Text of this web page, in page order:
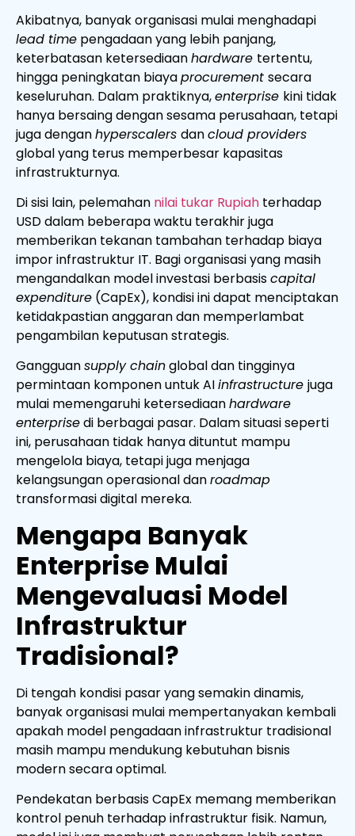
Akibatnya, banyak organisasi mulai menghadapi
lead time pengadaan yang lebih panjang,
keterbatasan ketersediaanhardware tertentu,
hingga peningkatan biayaprocurement secara
keseluruhan. Dalam praktiknya,enterprise kini tidak
hanya bersaing dengan sesama perusahaan, tetapi
juga denganhyperscalers dancloud providers
global yang terus memperbesar kapasitas
infrastrukturnya.
Di sisi lain, pelemahan nilai tukar Rupiah terhadap
USD dalam beberapa waktu terakhir juga
memberikan tekanan tambahan terhadap biaya
impor infrastruktur IT. Bagi organisasi yang masih
mengandalkan model investasi berbasiscapital
expenditure (CapEx), kondisi ini dapat menciptakan
ketidakpastian anggaran dan memperlambat
pengambilan keputusan strategis.
Gangguansupply chainglobal dan tingginya
permintaan komponen untuk AIinfrastructure juga
mulai memengaruhi ketersediaanhardware
enterprisedi berbagai pasar. Dalam situasi seperti
ini, perusahaan tidak hanya dituntut mampu
mengelola biaya, tetapi juga menjaga
kelangsungan operasional danroadmap
transformasi digital mereka.
Mengapa Banyak
Enterprise Mulai
Mengevaluasi Model
Infrastruktur
Tradisional?
Di tengah kondisi pasar yang semakin dinamis,
banyak organisasi mulai mempertanyakan kembali
apakah model pengadaan infrastruktur tradisional
masih mampu mendukung kebutuhan bisnis
modern secara optimal.
Pendekatan berbasis CapEx memang memberikan
kontrol penuh terhadap infrastruktur fisik. Namun,